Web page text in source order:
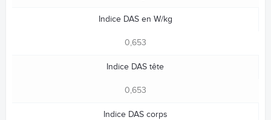
Indice DAS en W/kg
0,653
Indice DAS tête
0,653
Indice DAS corps